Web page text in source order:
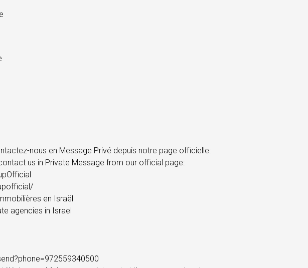
nous en Message Privé depuis notre page officielle:
us in Private Message from our official page:
en Israël
agencies in Israel